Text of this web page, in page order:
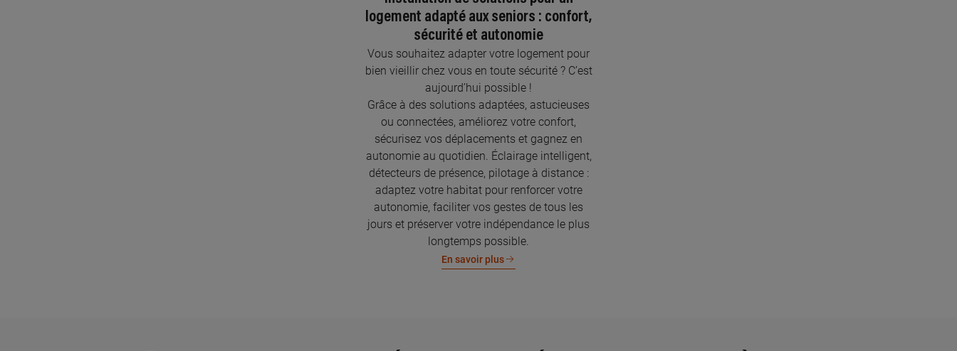
logement adapté aux seniors : confort,
sécurité et autonomie
Vous souhaitez adapter votre logement pour
bien vieillir chez vous en toute sécurité ? C’est
aujourd’hui possible !
Grâce à des solutions adaptées, astucieuses
ou connectées, améliorez votre confort,
sécurisez vos déplacements et gagnez en
autonomie au quotidien. Éclairage intelligent,
détecteurs de présence, pilotage à distance :
adaptez votre habitat pour renforcer votre
autonomie, faciliter vos gestes de tous les
jours et préserver votre indépendance le plus
longtemps possible.
En savoir plus